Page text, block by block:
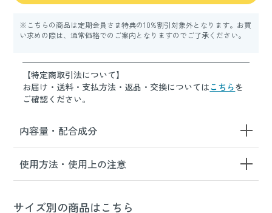
※こちらの商品は定期会員さま特典の10%割引対象外となります。お買
い求めの際は、通常価格でのご案内となりますのでご了承ください。
【特定商取引法について】
お届け・送料・支払方法・返品・交換についてはこちらを
ご確認ください。
内容量・配合成分
使用方法・使用上の注意
サイズ別の商品はこちら